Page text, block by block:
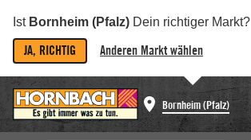
Ist Bornheim (Pfalz) Dein richtiger Markt?
JA, RICHTIG Anderen Markt wählen
Bornheim (Pfalz)